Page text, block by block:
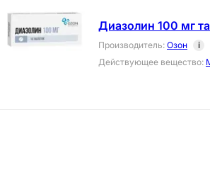
Диазолин 100 мг
Производитель: Озон
i
Действующее вещество: